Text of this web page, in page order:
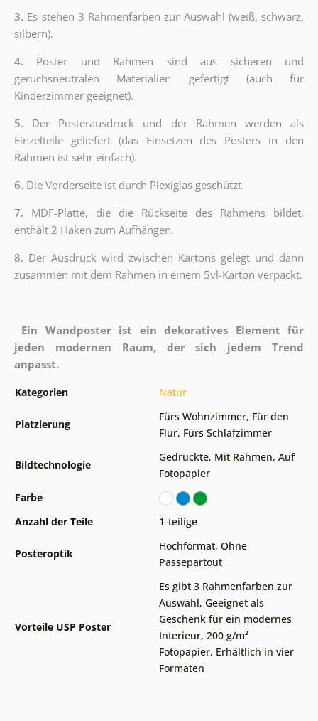
3. Es stehen 3 Rahmenfarben zur Auswahl (weiß, schwarz,
silbern).
4. Poster und Rahmen sind aus sicheren und
geruchsneutralen Materialien gefertigt (auch für
Kinderzimmer geeignet).
5. Der Posterausdruck und der Rahmen werden als
Einzelteile geliefert (das Einsetzen des Posters in den
Rahmen ist sehr einfach).
6. Die Vorderseite ist durch Plexiglas geschützt.
7. MDF-Platte, die die Rückseite des Rahmens bildet,
enthält 2 Haken zum Aufhängen.
8. Der Ausdruck wird zwischen Kartons gelegt und dann
zusammen mit dem Rahmen in einem 5vl-Karton verpackt.
Ein Wandposter ist ein dekoratives Element für
jeden modernen Raum, der sich jedem Trend
anpasst.
Kategorien Natur
Platzierung
Fürs Wohnzimmer, Für den
Flur, Fürs Schlafzimmer
Bildtechnologie
Gedruckte, Mit Rahmen, Auf
Fotopapier
Farbe
Anzahl der Teile
1-teilige
Posteroptik
Hochformat, Ohne
Passepartout
Vorteile USP Poster
Es gibt 3 Rahmenfarben zur
Auswahl, Geeignet als
Geschenk für ein modernes
Interieur, 200 g/m²
Fotopapier, Erhältlich in vier
Formaten